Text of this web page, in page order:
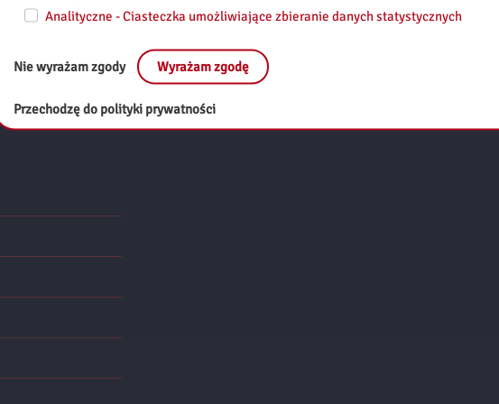
n
e
M
z
o
w
Przystanek
Analityczne - Ciasteczka umożliwiające zbieranie danych statystycznych
Nie wyrażam zgody Wyrażam zgodę
Przechodzę do polityki prywatności